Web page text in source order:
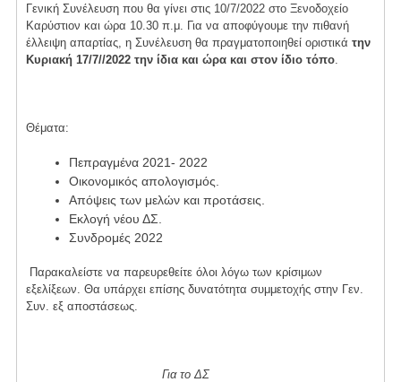
Γενική Συνέλευση που θα γίνει στις 10/7/2022 στο Ξενοδοχείο
Καρύστιον και ώρα 10.30 π.μ. Για να αποφύγουμε την πιθανή
έλλειψη απαρτίας, η Συνέλευση θα πραγματοποιηθεί οριστικά την
Κυριακή 17/7//2022 την ίδια και ώρα και στον ίδιο τόπο.
Θέματα:
Πεπραγμένα 2021- 2022
Οικονομικός απολογισμός.
Απόψεις των μελών και προτάσεις.
Εκλογή νέου ΔΣ.
Συνδρομές 2022
Παρακαλείστε να παρευρεθείτε όλοι λόγω των κρίσιμων
εξελίξεων. Θα υπάρχει επίσης δυνατότητα συμμετοχής στην Γεν.
Συν. εξ αποστάσεως.
Για το ΔΣ